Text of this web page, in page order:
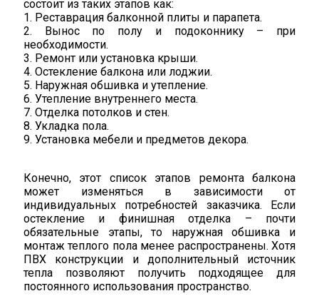
состоит из таких этапов как:
1. Реставрация балконной плиты и парапета.
2. Вынос по полу и подоконнику – при
необходимости.
3. Ремонт или установка крыши.
4. Остекление балкона или лоджии.
5. Наружная обшивка и утепление.
6. Утепление внутреннего места.
7. Отделка потолков и стен.
8. Укладка пола.
9. Установка мебели и предметов декора.
Конечно, этот список этапов ремонта балкона
может изменяться в зависимости от
индивидуальных потребностей заказчика. Если
остекление и финишная отделка – почти
обязательные этапы, то наружная обшивка и
монтаж теплого пола менее распространены. Хотя
ПВХ конструкции и дополнительный источник
тепла позволяют получить подходящее для
постоянного использования пространство.